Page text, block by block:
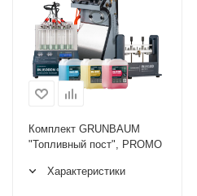
Комплект GRUNBAUM
"Топливный пост", PROMO
Характеристики